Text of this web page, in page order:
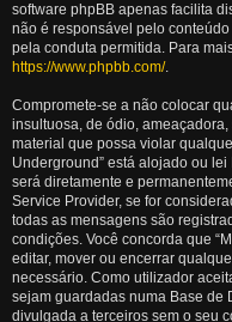
software phpBB apenas facilita
não é responsável pelo
pela conduta permitida. Para
https://www.phpbb.com/.
Compromete-se a não colocar
insultuosa, de ódio,
material que possa violar
Underground” está alojado ou
será diretamente e
Service Provider, se for
todas as mensagens são
condições. Você concorda que
editar, mover ou encerrar
necessário. Como utilizador
sejam guardadas numa Base de
divulgada a terceiros sem o seu